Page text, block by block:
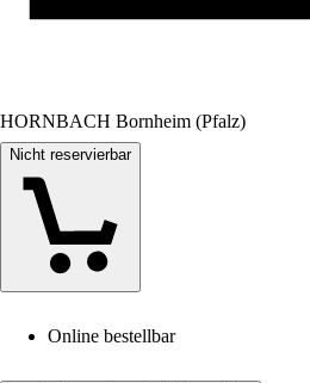
HORNBACH Bornheim (Pfalz)
Nicht reservierbar
Online bestellbar